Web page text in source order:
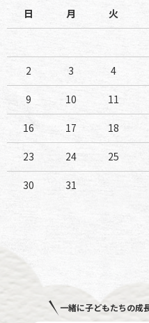
日
月 火
2 3 4
9 10 11
16 17 18
23 24 25
30 31
一緒に子どもたちの成